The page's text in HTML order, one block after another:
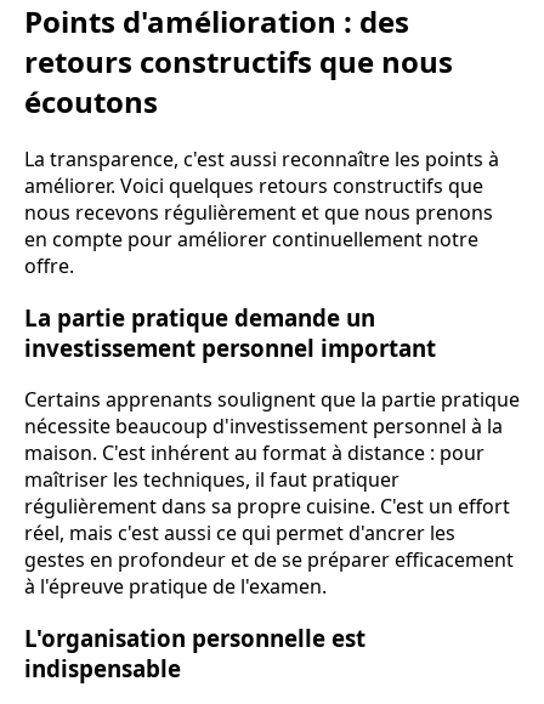
Points d'amélioration : des
retours constructifs que nous
écoutons
La transparence, c'est aussi reconnaître les points à
améliorer. Voici quelques retours constructifs que
nous recevons régulièrement et que nous prenons
en compte pour améliorer continuellement notre
offre.
La partie pratique demande un
investissement personnel important
Certains apprenants soulignent que la partie pratique
nécessite beaucoup d'investissement personnel à la
maison. C'est inhérent au format à distance : pour
maîtriser les techniques, il faut pratiquer
régulièrement dans sa propre cuisine. C'est un effort
réel, mais c'est aussi ce qui permet d'ancrer les
gestes en profondeur et de se préparer efficacement
à l'épreuve pratique de l'examen.
L'organisation personnelle est
indispensable